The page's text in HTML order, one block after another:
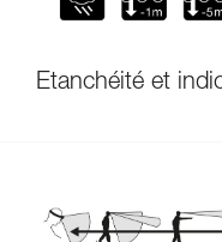
Étanchéité et